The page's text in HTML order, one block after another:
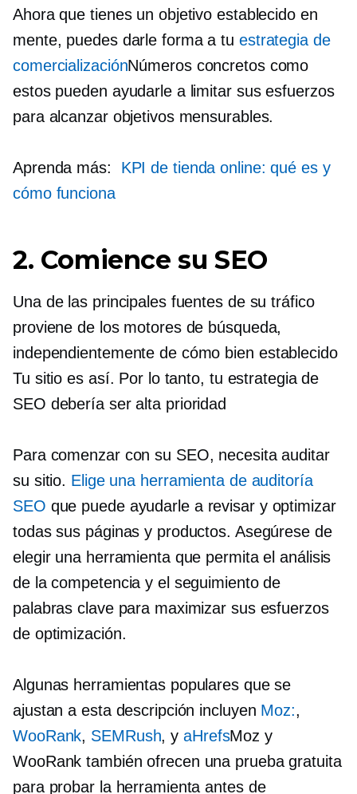
Ahora que tienes un objetivo establecido en
mente, puedes darle forma a tu estrategia de
comercializaciónNúmeros concretos como
estos pueden ayudarle a limitar sus esfuerzos
para alcanzar objetivos mensurables.
Aprenda más: KPI de tienda online: qué es y
cómo funciona
2. Comience su SEO
Una de las principales fuentes de su tráfico
proviene de los motores de búsqueda,
independientemente de cómo bien establecido
Tu sitio es así. Por lo tanto, tu estrategia de
SEO debería seralta prioridad
Para comenzar con su SEO, necesita auditar
su sitio. Elige una herramienta de auditoría
SEO que puede ayudarle a revisar y optimizar
todas sus páginas y productos. Asegúrese de
elegir una herramienta que permita el análisis
de la competencia y el seguimiento de
palabras clave para maximizar sus esfuerzos
de optimización.
Algunas herramientas populares que se
ajustan a esta descripción incluyen Moz:,
WooRank, SEMRush, yaHrefsMoz y
WooRank también ofrecen una prueba gratuita
para probar la herramienta antes de